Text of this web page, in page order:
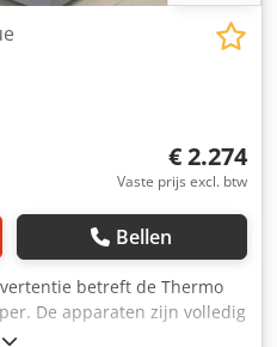
€ 2.274
Vaste prijs excl. btw
Bellen
betreft de Thermo
De apparaten zijn volledig
gebruik. De Thermo